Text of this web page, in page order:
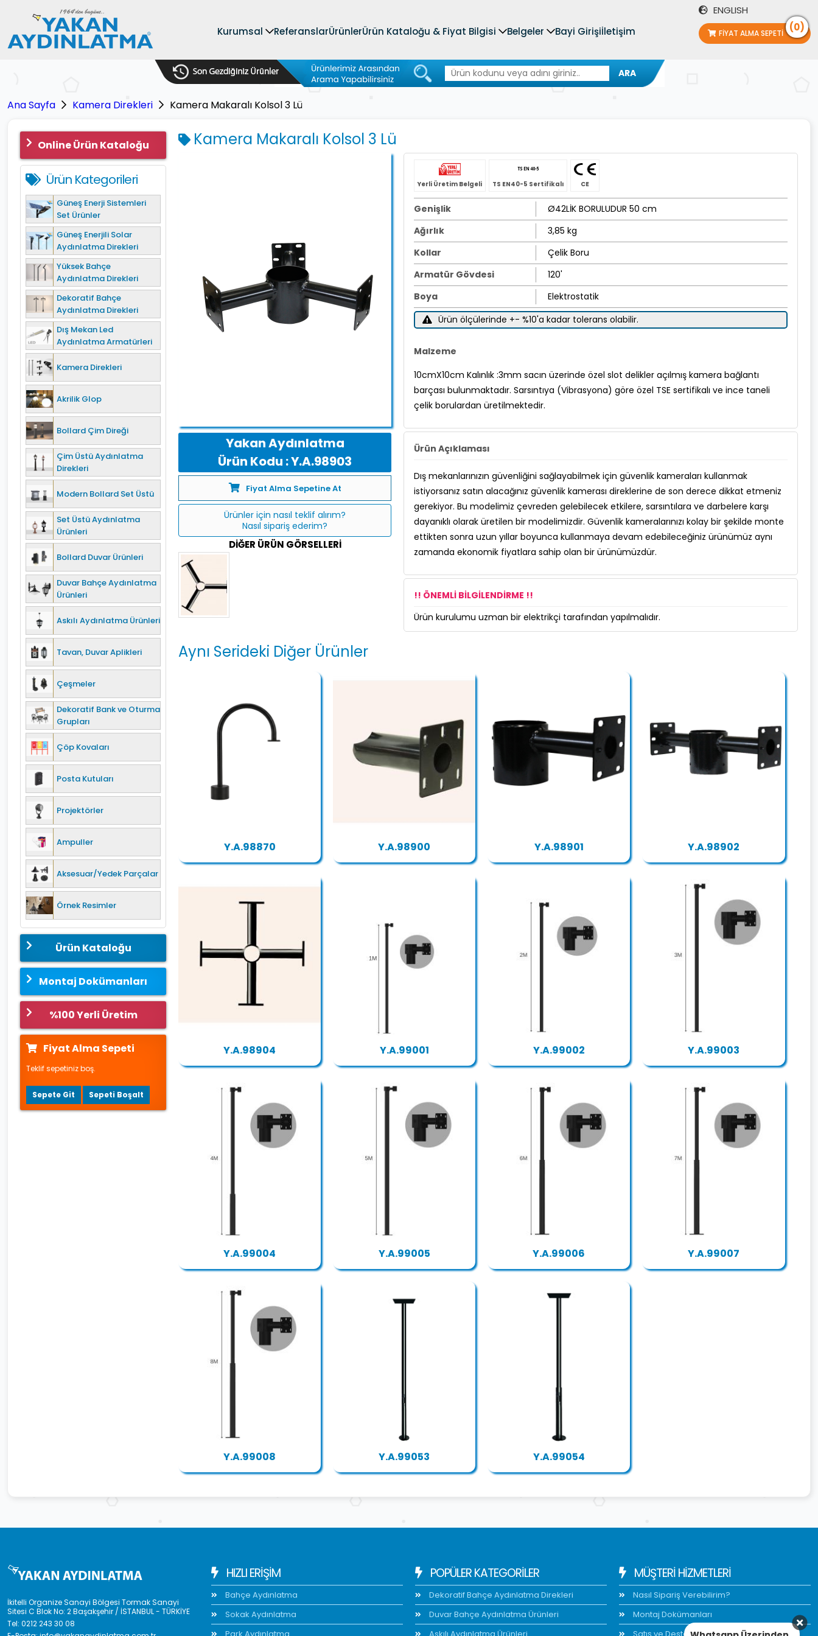
Kurumsal ReferanslarÜrünlerÜrün Kataloğu & Fiyat Bilgisi Belgeler Bayi Girişiİletişim
ENGLISH
FIYAT ALMA SEPETI (0)
ARA
Ana Sayfa Kamera Direkleri Kamera Makaralı Kolsol 3 Lü
Online Ürün Kataloğu
Ürün Kategorileri
Güneş Enerji Sistemleri
Set Ürünler
Güneş Enerjili Solar
Aydınlatma Direkleri
Yüksek Bahçe
Aydınlatma Direkleri
Dekoratif Bahçe
Aydınlatma Direkleri
Dış Mekan Led
Aydınlatma Armatürleri
Kamera Direkleri
Akrilik Glop
Bollard Çim Direği
Çim Üstü Aydınlatma
Direkleri
Modern Bollard Set Üstü
Set Üstü Aydınlatma
Ürünleri
Bollard Duvar Ürünleri
Duvar Bahçe Aydınlatma
Ürünleri
Askılı Aydınlatma Ürünleri
Tavan, Duvar Aplikleri
Çeşmeler
Dekoratif Bank ve Oturma
Grupları
Çöp Kovaları
Posta Kutuları
Projektörler
Ampuller
Aksesuar/Yedek Parçalar
Örnek Resimler
Ürün Kataloğu
Montaj Dokümanları
%100 Yerli Üretim
Fiyat Alma Sepeti
Teklif sepetiniz boş.
Sepete Git Sepeti Boşalt
Kamera Makaralı Kolsol 3 Lü
Yakan Aydınlatma
Ürün Kodu : Y.A.98903
Fiyat Alma Sepetine At
Ürünler için nasıl teklif alırım?
Nasıl sipariş ederim?
DIĞER ÜRÜN GÖRSELLERI
Yerli Üretim Belgeli TS EN40-5 Sertifikalı CE
Genişlik
Ø42LİK BORULUDUR 50 cm
Ağırlık
3,85 kg
Kollar
Çelik Boru
Armatür Gövdesi
120'
Boya
Elektrostatik
Ürün ölçülerinde +- %10'a kadar tolerans olabilir.
Malzeme
10cmX10cm Kalınlık :3mm sacın üzerinde özel slot delikler açılmış kamera bağlantı
barçası bulunmaktadır. Sarsıntıya (Vibrasyona) göre özel TSE sertifikalı ve ince taneli
çelik borulardan üretilmektedir.
Ürün Açıklaması
Dış mekanlarınızın güvenliğini sağlayabilmek için güvenlik kameraları kullanmak
istiyorsanız satın alacağınız güvenlik kamerası direklerine de son derece dikkat etmeniz
gerekiyor. Bu modelimiz çevreden gelebilecek etkilere, sarsıntılara ve darbelere karşı
dayanıklı olarak üretilen bir modelimizdir. Güvenlik kameralarınızı kolay bir şekilde monte
ettikten sonra uzun yıllar boyunca kullanmaya devam edebileceğiniz ürünümüz aynı
zamanda ekonomik fiyatlara sahip olan bir ürünümüzdür.
!! ÖNEMLİ BİLGİLENDİRME !!
Ürün kurulumu uzman bir elektrikçi tarafından yapılmalıdır.
Aynı Serideki Diğer Ürünler
Y.A.98870 Y.A.98900 Y.A.98901 Y.A.98902
Y.A.98904 Y.A.99001 Y.A.99002 Y.A.99003
Y.A.99004 Y.A.99005 Y.A.99006 Y.A.99007
Y.A.99008 Y.A.99053 Y.A.99054
İkitelli Organize Sanayi Bölgesi Tormak Sanayi
Sitesi C Blok No: 2 Başakşehir / İSTANBUL - TÜRKİYE
Tel: 0212 243 30 08
HIZLI ERIŞIM
Bahçe Aydınlatma
Sokak Aydınlatma
POPÜLER KATEGORİLER
Dekoratif Bahçe Aydınlatma Direkleri
Duvar Bahçe Aydınlatma Ürünleri
MÜŞTERİ HİZMETLERİ
Nasıl Sipariş Verebilirim?
Montaj Dokümanları